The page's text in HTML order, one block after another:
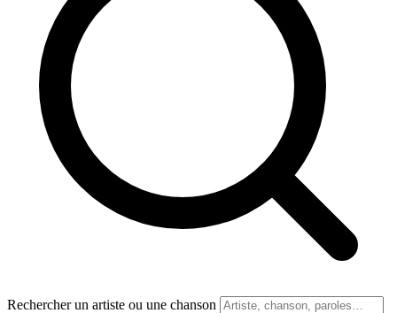
Rechercher un artiste ou une chanson